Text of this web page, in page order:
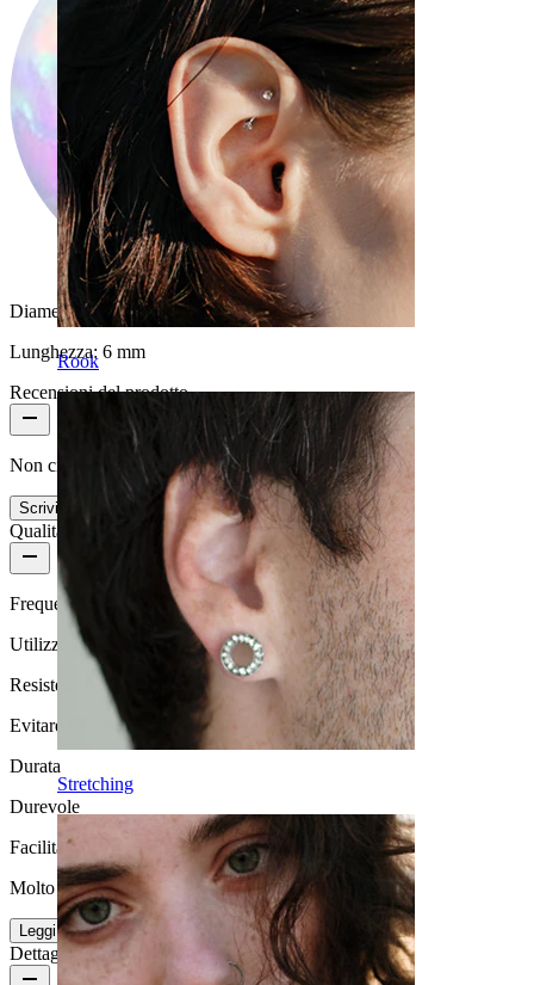
Rook
Stretching
Diametro del filo:0,8 mm
Lunghezza: 6 mm
Recensioni del prodotto
Non ci sono ancora recensioni per questo prodotto
Scrivi una recensione
Qualità del prodotto
Frequenza di utilizzo
Utilizzo quotidiano
Resistenza all'acqua
Evitare l''acqua
Durata
Durevole
Facilità d'uso
Molto facile
Leggi di più
Dettagli del prodotto